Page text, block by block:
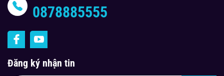
0878885555
Đăng ký nhận tin